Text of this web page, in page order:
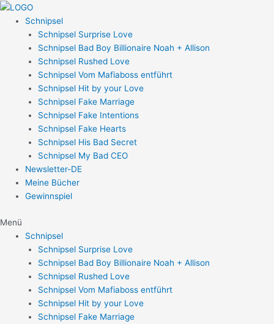
Zum
Inhalt
springen
Schnipsel
Schnipsel Surprise Love
Schnipsel Bad Boy Billionaire Noah + Allison
Schnipsel Rushed Love
Schnipsel Vom Mafiaboss entführt
Schnipsel Hit by your Love
Schnipsel Fake Marriage
Schnipsel Fake Intentions
Schnipsel Fake Hearts
Schnipsel His Bad Secret
Schnipsel My Bad CEO
Newsletter-DE
Meine Bücher
Gewinnspiel
Menü
Schnipsel
Schnipsel Surprise Love
Schnipsel Bad Boy Billionaire Noah + Allison
Schnipsel Rushed Love
Schnipsel Vom Mafiaboss entführt
Schnipsel Hit by your Love
Schnipsel Fake Marriage
Post
navigation